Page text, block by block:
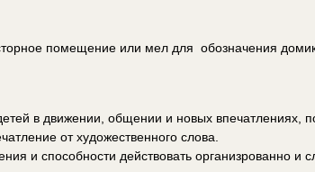
помещение или мел для обозначения
в движении, общении и новых впечатлениях,
от художественного слова.
и способности действовать организрованно и